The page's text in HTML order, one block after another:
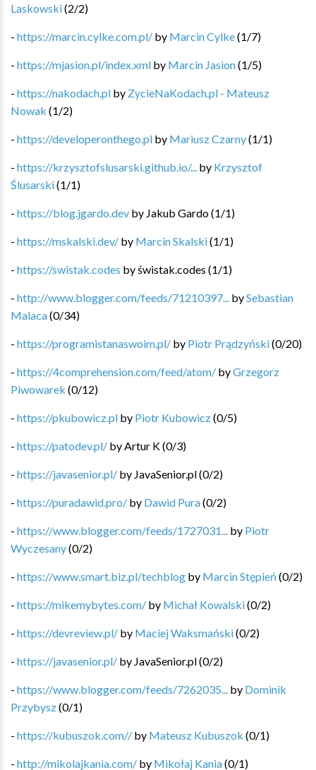
Laskowski(2/2)
- https://marcin.cylke.com.pl/ by Marcin Cylke(1/7)
- https://mjasion.pl/index.xml by Marcin Jasion(1/5)
- https://nakodach.pl by ZycieNaKodach.pl - Mateusz
Nowak (1/2)
- https://developeronthego.pl by Mariusz Czarny(1/1)
- https://krzysztofslusarski.github.io/... by Krzysztof
Ślusarski(1/1)
- https://blog.jgardo.dev by Jakub Gardo(1/1)
- https://mskalski.dev/ by Marcin Skalski(1/1)
- https://swistak.codes byświstak.codes (1/1)
- http://www.blogger.com/feeds/71210397... bySebastian
Malaca(0/34)
- https://programistanaswoim.pl/ by Piotr Prądzyński(0/20)
- https://4comprehension.com/feed/atom/ byGrzegorz
Piwowarek (0/12)
- https://pkubowicz.pl by Piotr Kubowicz(0/5)
- https://patodev.pl/ by Artur K(0/3)
- https://javasenior.pl/ by JavaSenior.pl(0/2)
- https://puradawid.pro/ by Dawid Pura(0/2)
- https://www.blogger.com/feeds/1727031... by Piotr
Wyczesany(0/2)
- https://www.smart.biz.pl/techblog by Marcin Stępień (0/2)
- https://mikemybytes.com/ by Michał Kowalski(0/2)
- https://devreview.pl/ by Maciej Waksmański(0/2)
- https://javasenior.pl/ by JavaSenior.pl(0/2)
- https://www.blogger.com/feeds/7262035... by Dominik
Przybysz(0/1)
- https://kubuszok.com// by Mateusz Kubuszok (0/1)
- http://mikolajkania.com/ by Mikołaj Kania(0/1)